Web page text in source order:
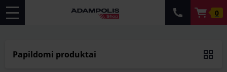
0
Papildomi produktai